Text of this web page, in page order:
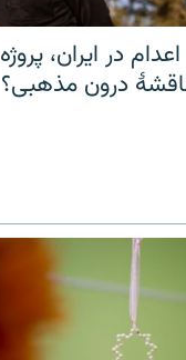
در ایران، پروژه
درون مذهبی؟